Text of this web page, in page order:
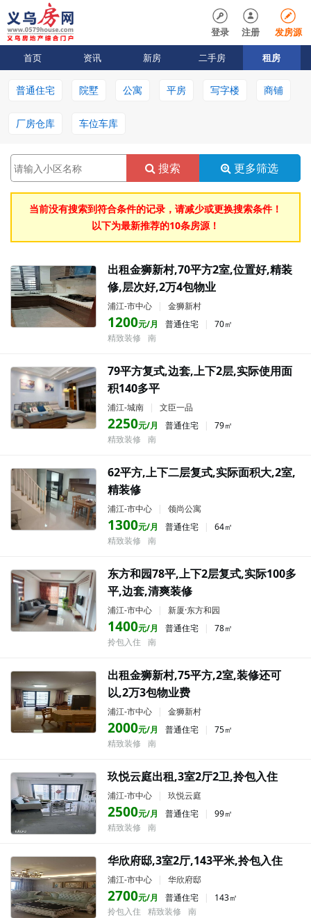
发房源
注册
登录
首页 资讯 新房 二手房 租房
普通住宅 院墅 公寓 平房 写字楼 商铺
厂房仓库 车位车库
搜索 更多筛选
当前没有搜索到符合条件的记录，请减少或更换搜索条件！
以下为最新推荐的10条房源！
出租金狮新村,70平方2室,位置好,精装
修,层次好,2万4包物业
浦江-市中心 | 金狮新村
1200元/月 普通住宅 |
70㎡
精致装修
南
79平方复式,边套,上下2层,实际使用面
积140多平
浦江-城南 | 文臣一品
2250元/月 普通住宅 |
79㎡
精致装修
南
62平方,上下二层复式,实际面积大,2室,
精装修
浦江-市中心 | 领尚公寓
1300元/月 普通住宅 |
64㎡
精致装修
南
东方和园78平,上下2层复式,实际100多
平,边套,清爽装修
浦江-市中心 | 新厦·东方和园
1400元/月 普通住宅 |
78㎡
拎包入住
南
出租金狮新村,75平方,2室,装修还可
以,2万3包物业费
浦江-市中心 | 金狮新村
2000元/月 普通住宅 |
75㎡
精致装修
南
玖悦云庭出租,3室2厅2卫,拎包入住
浦江-市中心 | 玖悦云庭
2500元/月 普通住宅 |
99㎡
精致装修
南
华欣府邸,3室2厅,143平米,拎包入住
浦江-市中心 | 华欣府邸
2700元/月 普通住宅 |
143㎡
拎包入住
精致装修 南